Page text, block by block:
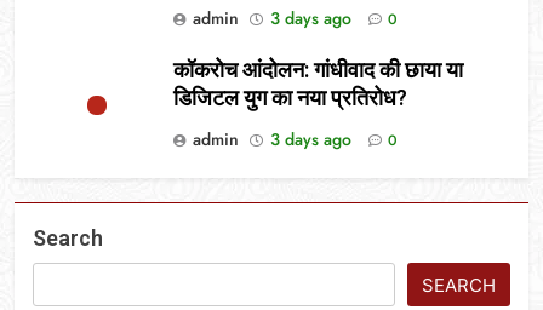
admin
3 days ago 0
कॉकरोच आंदोलन: गांधीवाद की छाया या
डिजिटल युग का नया प्रतिरोध?
admin
3 days ago 0
Search
SEARCH